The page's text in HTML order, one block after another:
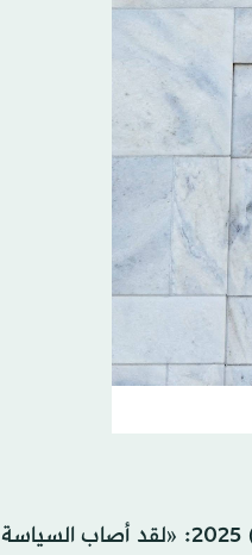
- تغيير جذري في النظام: قال وورش في مقابلة مع شبكة «سي إن بي سي» في 17 يوليو (تموز) 2025: «لقد أصاب السياسة